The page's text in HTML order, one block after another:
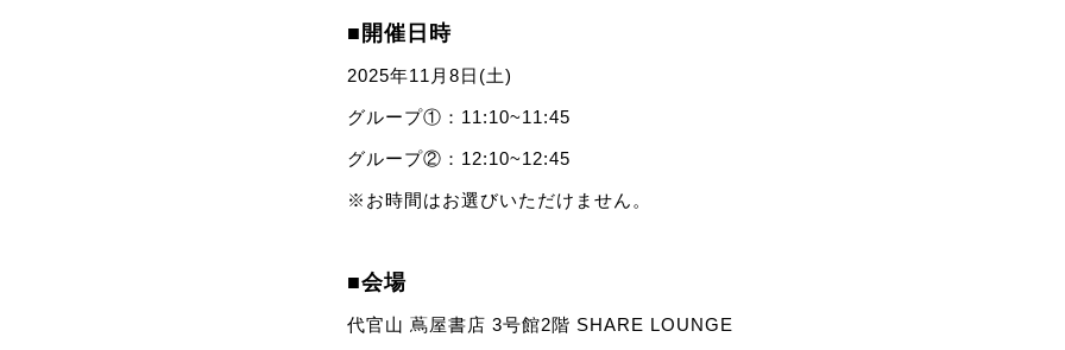
■開催日時
2025年11月8日(土)
グループ①：11:10~11:45
グループ②：12:10~12:45
※お時間はお選びいただけません。
■会場
代官山 蔦屋書店 3号館2階 SHARE LOUNGE